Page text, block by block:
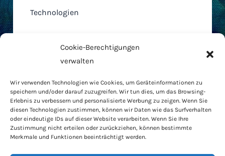
Cookie-Berechtigungen
verwalten
Wir verwenden Technologien wie Cookies, um Geräteinformationen zu
speichern und/oder darauf zuzugreifen. Wir tun dies, um das Browsing-
Erlebnis zu verbessern und personalisierte Werbung zu zeigen. Wenn Sie
diesen Technologien zustimmen, können wir Daten wie das Surfverhalten
oder eindeutige IDs auf dieser Website verarbeiten. Wenn Sie Ihre
Zustimmung nicht erteilen oder zurückziehen, können bestimmte
Merkmale und Funktionen beeinträchtigt werden.
Technologien
AGB
Cookie-Richtlinie
Datenschutzbestimmungen
RODO
Kontakt